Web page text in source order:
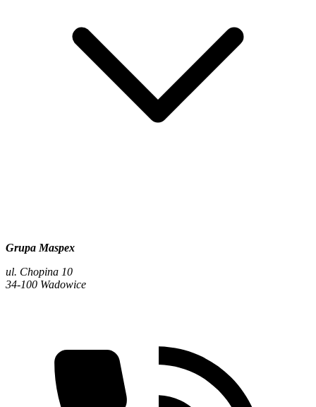
Grupa Maspex
ul. Chopina 10
34-100 Wadowice